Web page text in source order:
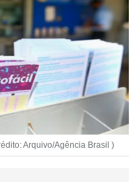
Arquivo/Agência Brasil )